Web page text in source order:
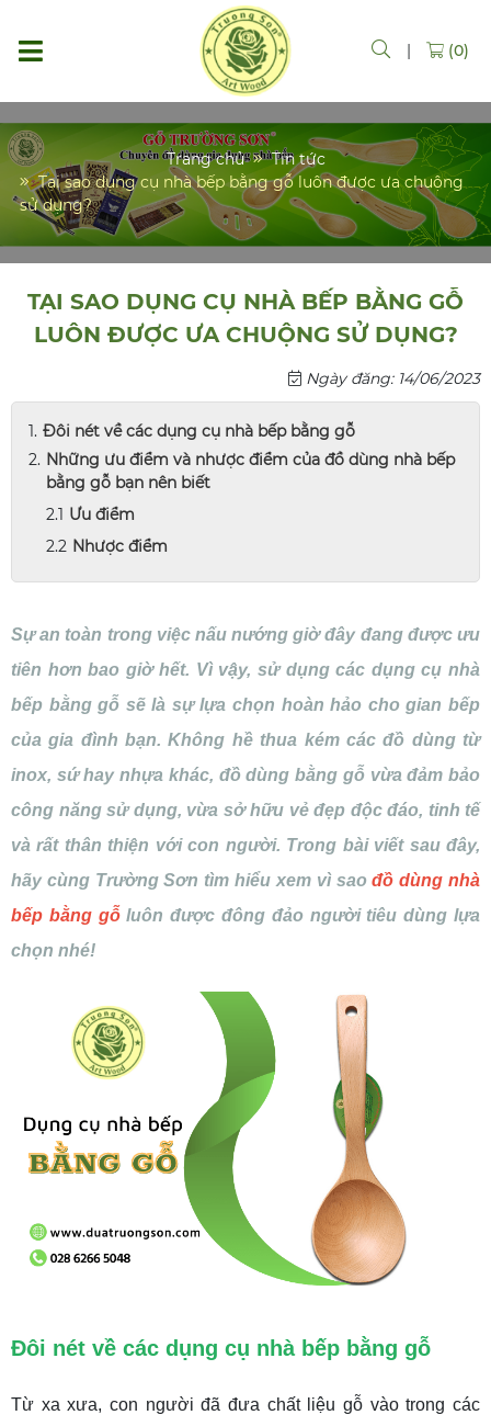
| (0)
Trang chủ
Tin tức
Tại sao dụng cụ nhà bếp bằng gỗ luôn được ưa chuộng
sử dụng?
TẠI SAO DỤNG CỤ NHÀ BẾP BẰNG GỖ
LUÔN ĐƯỢC ƯA CHUỘNG SỬ DỤNG?
Ngày đăng: 14/06/2023
Đôi nét về các dụng cụ nhà bếp bằng gỗ
Những ưu điểm và nhược điểm của đồ dùng nhà bếp
bằng gỗ bạn nên biết
Ưu điểm
Nhược điểm
Sự an toàn trong việc nấu nướng giờ đây đang được ưu
tiên hơn bao giờ hết. Vì vậy, sử dụng các dụng cụ nhà
bếp bằng gỗ sẽ là sự lựa chọn hoàn hảo cho gian bếp
của gia đình bạn. Không hề thua kém các đồ dùng từ
inox, sứ hay nhựa khác, đồ dùng bằng gỗ vừa đảm bảo
công năng sử dụng, vừa sở hữu vẻ đẹp độc đáo, tinh tế
và rất thân thiện với con người. Trong bài viết sau đây,
hãy cùng Trường Sơn tìm hiểu xem vì saođồ dùng nhà
bếp bằng gỗluôn được đông đảo người tiêu dùng lựa
chọn nhé!
Đôi nét về các dụng cụ nhà bếp bằng gỗ
Từ xa xưa, con người đã đưa chất liệu gỗ vào trong các